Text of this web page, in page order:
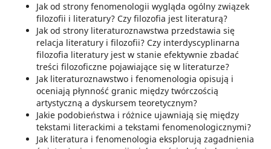
Jak od strony fenomenologii wygląda ogólny związek
filozofii i literatury? Czy filozofia jest literaturą?
Jak od strony literaturoznawstwa przedstawia się
relacja literatury i filozofii? Czy interdyscyplinarna
filozofia literatury jest w stanie efektywnie zbadać
treści filozoficzne pojawiające się w literaturze?
Jak literaturoznawstwo i fenomenologia opisują i
oceniają płynność granic między twórczością
artystyczną a dyskursem teoretycznym?
Jakie podobieństwa i różnice ujawniają się między
tekstami literackimi a tekstami fenomenologicznymi?
Jak literatura i fenomenologia eksplorują zagadnienia